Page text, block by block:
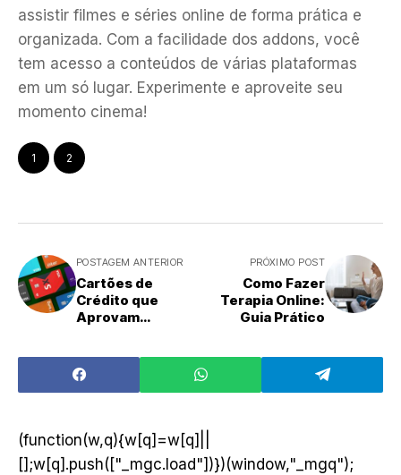
assistir filmes e séries online de forma prática e
organizada. Com a facilidade dos addons, você
tem acesso a conteúdos de várias plataformas
em um só lugar. Experimente e aproveite seu
momento cinema!
1 2
POSTAGEM ANTERIOR
Cartões de
Crédito que
Aprovam
Opções!
PRÓXIMO POST
Como Fazer
Terapia Online:
Guia Prático
(function(w,q){w[q]=w[q]||
[];w[q].push(["_mgc.load"])})(window,"_mgq");